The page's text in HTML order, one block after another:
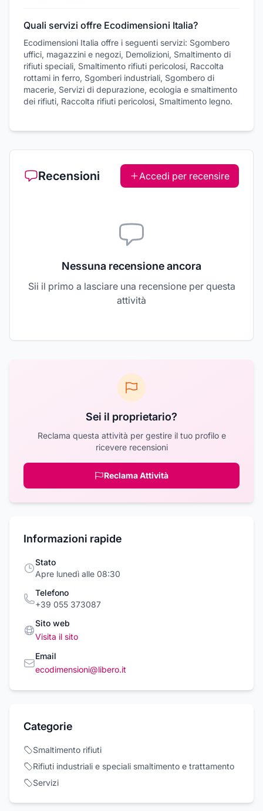
Quali servizi offre Ecodimensioni Italia?
Ecodimensioni Italia offre i seguenti servizi: Sgombero
uffici, magazzini e negozi, Demolizioni, Smaltimento di
rifiuti speciali, Smaltimento rifiuti pericolosi, Raccolta
rottami in ferro, Sgomberi industriali, Sgombero di
macerie, Servizi di depurazione, ecologia e smaltimento
dei rifiuti, Raccolta rifiuti pericolosi, Smaltimento legno.
Recensioni Accedi per recensire
Nessuna recensione ancora
Sii il primo a lasciare una recensione per questa
attività
Sei il proprietario?
Reclama questa attività per gestire il tuo profilo e
ricevere recensioni
Reclama Attività
Informazioni rapide
Stato
Apre lunedì alle 08:30
Telefono
+39 055 373087
Sito web
Visita il sito
Email
ecodimensioni@libero.it
Categorie
Smaltimento rifiuti
Rifiuti industriali e speciali smaltimento e trattamento
Servizi